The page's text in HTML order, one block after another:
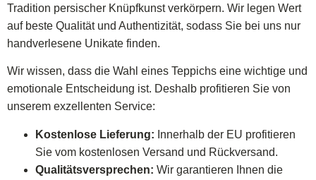
Tradition persischer Knüpfkunst verkörpern. Wir legen Wert
auf beste Qualität und Authentizität, sodass Sie bei uns nur
handverlesene Unikate finden.
Wir wissen, dass die Wahl eines Teppichs eine wichtige und
emotionale Entscheidung ist. Deshalb profitieren Sie von
unserem exzellenten Service:
Kostenlose Lieferung: Innerhalb der EU profitieren
Sie vom kostenlosen Versand und Rückversand.
Qualitätsversprechen: Wir garantieren Ihnen die